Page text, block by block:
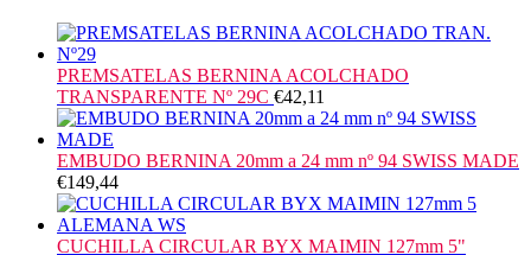
PREMSATELAS BERNINA ACOLCHADO
TRANSPARENTE Nº 29C €42,11
EMBUDO BERNINA 20mm a 24 mm nº 94 SWISS MADE
€149,44
CUCHILLA CIRCULAR BYX MAIMIN 127mm 5"